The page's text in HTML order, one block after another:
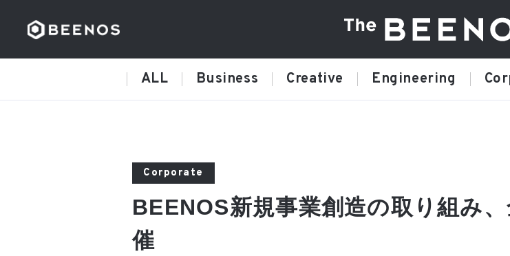
ALL Business Creative Engineering
Corporate
BEENOS新規事業創造の取り組み
催